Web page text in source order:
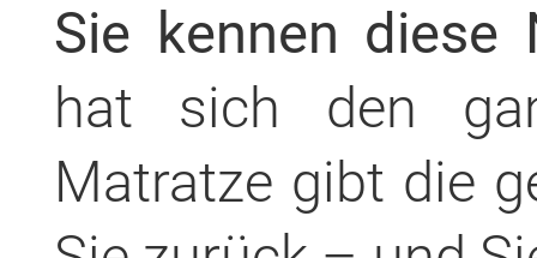
Sie kennen diese
hat sich den
Matratze gibt die